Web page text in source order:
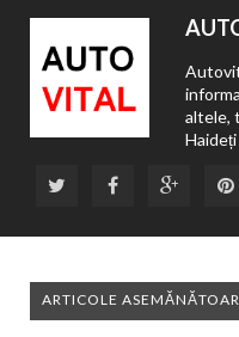
altele,
ARTICOLE